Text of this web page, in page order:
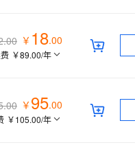
￥ 18.00
￥89.00/年
￥ 95.00
￥105.00/年